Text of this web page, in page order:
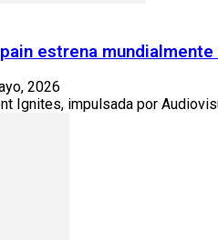
estrena
2026
Ignites, impulsada por